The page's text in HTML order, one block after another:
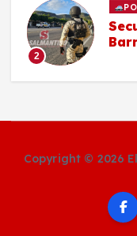
2
Copyright © 2026